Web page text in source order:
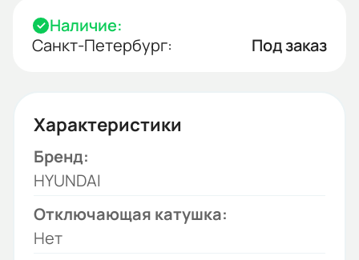
Наличие:
Санкт-Петербург:
Под заказ
Характеристики
Бренд:
HYUNDAI
Отключающая катушка:
Нет